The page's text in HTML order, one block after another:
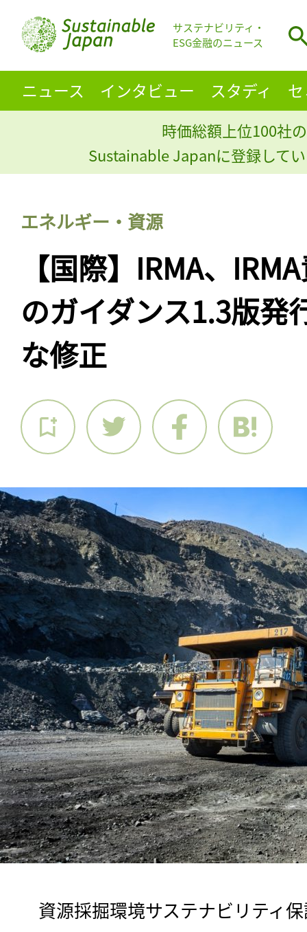
サステナビリティ・
ESG金融のニュース
ニュース インタビュー スタディ
時価総額上位100社
Sustainable Japanに登録して
エネルギー・資源
【国際】IRMA、
のガイダンス1.3版発
な修正
資源採掘環境サステナビリティ